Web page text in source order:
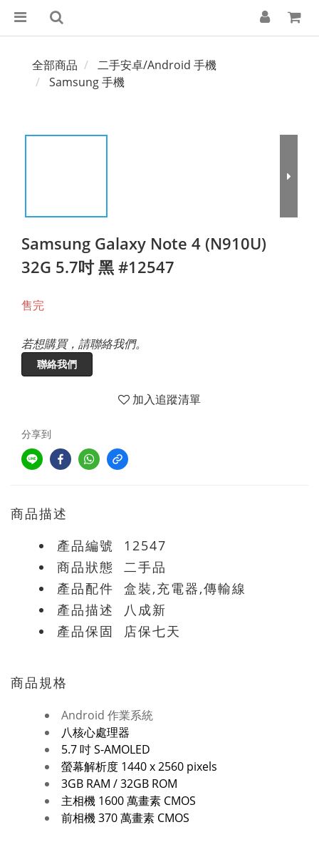
全部商品
二手安卓/Android 手機
Samsung 手機
Samsung Galaxy Note 4 (N910U)
32G 5.7吋 黑 #12547
售完
若想購買，請聯絡我們。
聯絡我們
加入追蹤清單
分享到
商品描述
產品編號 12547
商品狀態 二手品
產品配件 盒裝,充電器,傳輸線
產品描述 八成新
產品保固 店保七天
商品規格
Android 作業系統
八核心處理器
5.7 吋 S-AMOLED
螢幕解析度 1440 x 2560 pixels
3GB RAM / 32GB ROM
主相機 1600 萬畫素 CMOS
前相機 370 萬畫素 CMOS